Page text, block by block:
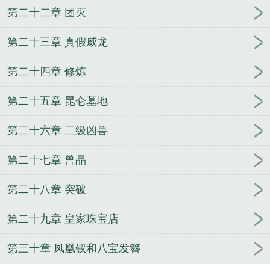
第二十二章 团灭
第二十三章 真假威龙
第二十四章 修炼
第二十五章 昆仑墓地
第二十六章 二级凶兽
第二十七章 兽晶
第二十八章 突破
第二十九章 皇家珠宝店
第三十章 凤凰钗和八宝发簪